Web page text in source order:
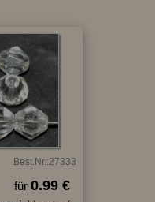
Best.Nr.:27333
für 0.99 €